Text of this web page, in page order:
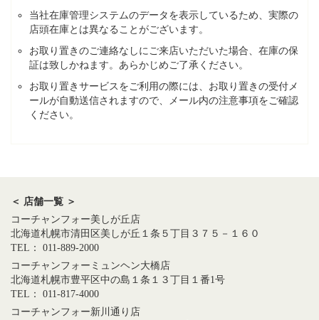
当社在庫管理システムのデータを表示しているため、実際の
店頭在庫とは異なることがございます。
お取り置きのご連絡なしにご来店いただいた場合、在庫の保
証は致しかねます。あらかじめご了承ください。
お取り置きサービスをご利用の際には、お取り置きの受付メ
ールが自動送信されますので、メール内の注意事項をご確認
ください。
＜ 店舗一覧 ＞
コーチャンフォー美しが丘店
北海道札幌市清田区美しが丘１条５丁目３７５－１６０
TEL： 011-889-2000
コーチャンフォーミュンヘン大橋店
北海道札幌市豊平区中の島１条１３丁目１番1号
TEL： 011-817-4000
コーチャンフォー新川通り店